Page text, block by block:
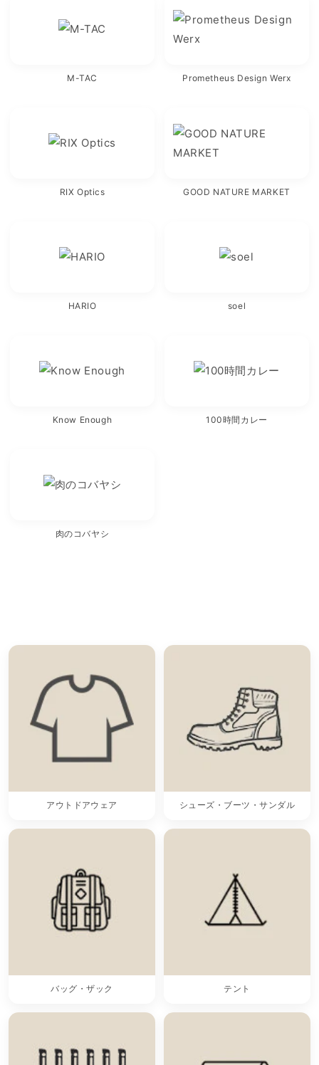
M-TAC Prometheus Design Werx
RIX Optics GOOD NATURE MARKET
HARIO soel
Know Enough 100時間カレー
肉のコバヤシ
アウトドアウェア シューズ・ブーツ・サンダル
バッグ・ザック テント